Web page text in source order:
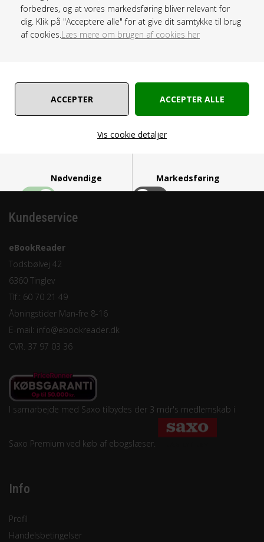
forbedres, og at vores markedsføring bliver relevant for
dig. Klik på "Acceptere alle" for at give dit samtykke til brug
af cookies. Læs mere om brugen af cookies her
Vis cookie detaljer
Nødvendige Markedsføring
Funktionelle
Lagerstatus :
På lager
Leveringstid :
1-2 dage
O18 - Stof - Rød
Kundeservice
eBookReader
Todsbølvej 42
6360 Tinglev
Tlf.: 60 70 21 49
Åbningstider Man-fre 8-16
E-mail: info@ebookreader.dk
CVR. 37 97 03 36
I samarbejde med Saxo tilbydes der 3 mdr's medlemskab i
Saxo Premium ved køb af ebogslæser.
Info
Profil
Handelsbetingelser